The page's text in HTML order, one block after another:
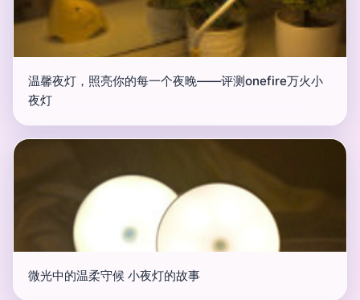
温馨夜灯，照亮你的每一个夜晚——评测onefire万火小
夜灯
微光中的温柔守候 小夜灯的故事